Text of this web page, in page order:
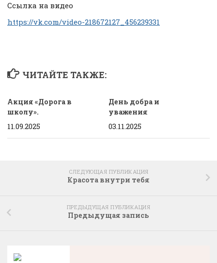
Ссылка на видео
https://vk.com/video-218672127_456239331
ЧИТАЙТЕ ТАКЖЕ:
Акция «Дорога в
школу».
11.09.2025
День добра и
уважения
03.11.2025
СЛЕДУЮЩАЯ ПУБЛИКАЦИЯ
Красота внутри тебя
ПРЕДЫДУЩАЯ ПУБЛИКАЦИЯ
Предыдущая запись